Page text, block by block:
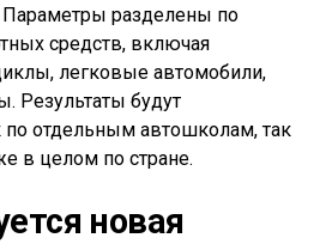
разделены по
средств, включая
легковые автомобили,
Результаты будут
по отдельным автошколам, так
в целом по стране.
новая